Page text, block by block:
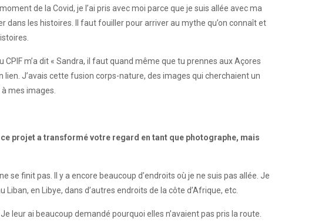
de la Covid, je l’ai pris avec moi parce que je suis allée avec ma
dans les histoires. Il faut fouiller pour arriver au mythe qu’on connaît et
m’a dit « Sandra, il faut quand même que tu prennes aux Açores
lien. J’avais cette fusion corps-nature, des images qui cherchaient un
mes images.
projet a transformé votre regard en tant que photographe, mais
se finit pas. Il y a encore beaucoup d’endroits où je ne suis pas allée. Je
en Libye, dans d’autres endroits de la côte d’Afrique, etc.
leur ai beaucoup demandé pourquoi elles n’avaient pas pris la route.